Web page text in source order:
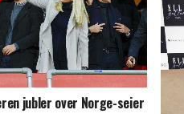
jubler over Norge-seier